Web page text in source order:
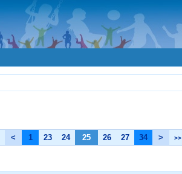
< 1 23 24 25 26 27 34 > >>